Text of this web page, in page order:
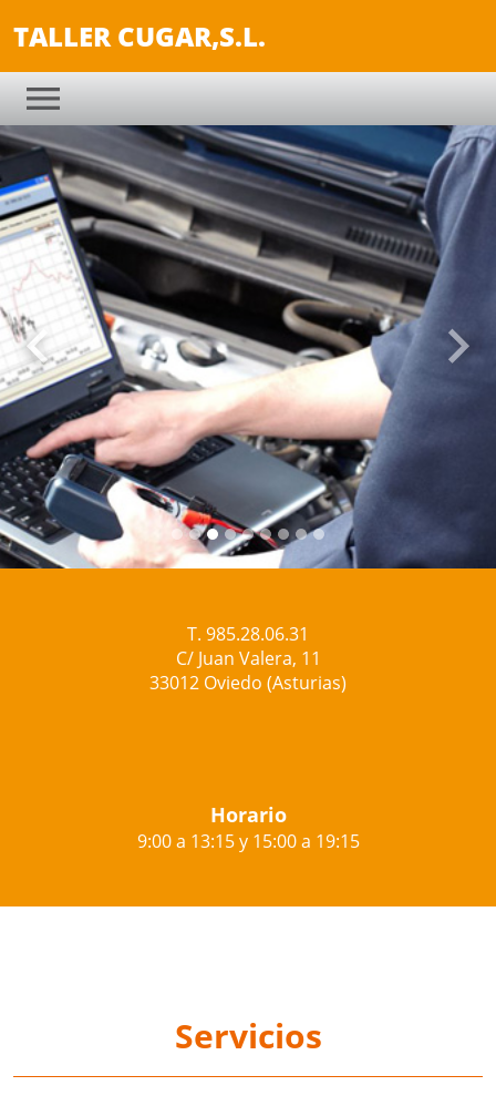
TALLER CUGAR,S.L.
Anterior
T. 985.28.06.31
C/ Juan Valera, 11
33012 Oviedo (Asturias)
Horario
9:00 a 13:15 y 15:00 a 19:15
Servicios